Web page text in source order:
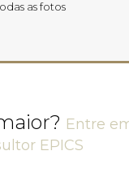
as fotos
Entre
EPICS